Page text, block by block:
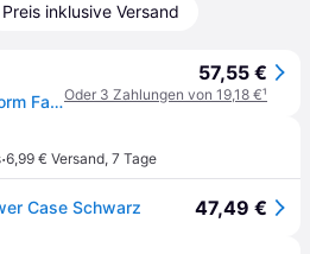
Preis inklusive Versand
Hiditec SM10, Small Form Factor (SFF), PC, Schwarz, ITX, ABS, Stahl, Heimbüro
57,55 €
Oder 3 Zahlungen von 19,18 €¹
·6,99 € Versand, 7 Tage
Case Schwarz 47,49 €